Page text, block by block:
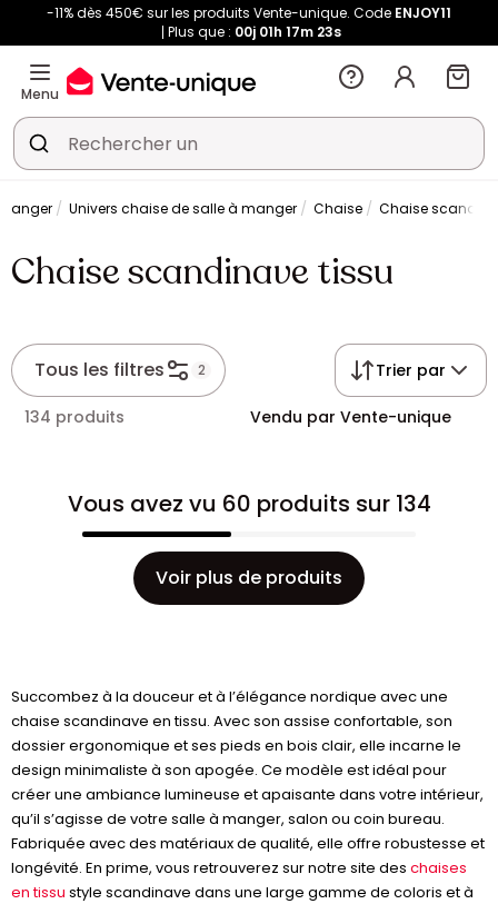
-11% dès 450€ sur les produits Vente-unique. Code ENJOY11
Plus que : 00j 01h 17m 23s
Menu
Univers chaise de salle à manger Chaise Chaise
Chaise scandinave tissu
Tous les filtres 2 Trier par
134 produits Vendu par Vente-unique
Vous avez vu 60 produits sur 134
Voir plus de produits
Succombez à la douceur et à l’élégance nordique avec une
chaise scandinave en tissu. Avec son assise confortable, son
dossier ergonomique et ses pieds en bois clair, elle incarne le
design minimaliste à son apogée. Ce modèle est idéal pour
créer une ambiance lumineuse et apaisante dans votre intérieur,
qu’il s’agisse de votre salle à manger, salon ou coin bureau.
Fabriquée avec des matériaux de qualité, elle offre robustesse et
longévité. En prime, vous retrouverez sur notre site des chaises
en tissu style scandinave dans une large gamme de coloris et à